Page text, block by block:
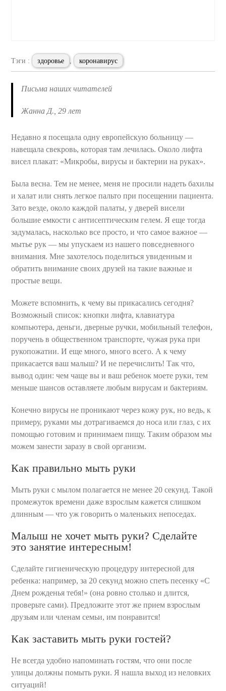
Тэги : здоровье коронавирус
Письма наших читателей
Жанна Д., 29 лет
Недавно я посещала одну европейскую больницу —
навещала свекровь, которая там лечилась. Около лифта
висел плакат: «Микробы, вирусы и бактерии на руках».
Была весна. Тем не менее, меня не просили надеть бахилы
и халат или снять легкое пальто при посещении пациента.
Зато везде, около каждой палаты, у дверей висели
большие емкости с антисептическим гелем. Я еще тогда
задумалась, насколько все просто, и что самое важное —
мытье рук — мы упускаем из нашего повседневного
внимания. Мне захотелось поделиться увиденным и
обратить внимание своих друзей на такие важные и
простые вещи.
Можете вспомнить, к чему вы прикасались сегодня?
Возможный список: кнопки лифта, клавиатура
компьютера, деньги, дверные ручки, мобильный телефон,
поручень в общественном транспорте, чужая рука при
рукопожатии. И еще много, много всего. А к чему
прикасается ваш малыш? И не перечислить! Так что,
вывод один: чем чаще вы и ваш ребенок моете руки, тем
меньше шансов оставляете любым вирусам и бактериям.
Конечно вирусы не проникают через кожу рук, но ведь, к
примеру, руками мы дотрагиваемся до носа или глаз, с их
помощью готовим и принимаем пищу. Таким образом мы
можем занести заразу в свой организм.
Как правильно мыть руки
Мыть руки с мылом полагается не менее 20 секунд. Такой
промежуток времени даже взрослым кажется слишком
длинным — что уж говорить о маленьких непоседах.
Малыш не хочет мыть руки? Сделайте
это занятие интересным!
Сделайте гигиеническую процедуру интересной для
ребенка: например, за 20 секунд можно спеть песенку «С
Днем рожденья тебя!» (она ровно столько и длится,
проверьте сами). Предложите этот же прием взрослым
друзьям или членам семьи, им понравится!
Как заставить мыть руки гостей?
Не всегда удобно напоминать гостям, что они после
улицы должны помыть руки. Я нашла выход из неловких
ситуаций!